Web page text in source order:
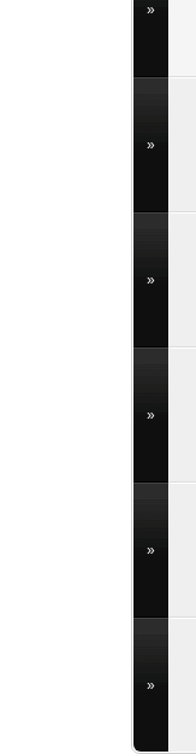
»
»
»
»
»
»